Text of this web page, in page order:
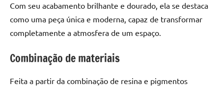
resina,
incluindo
designs
mesas
de
jantar
Com seu acabamento brilhante e dourado, ela se destaca
como uma peça única e moderna, capaz de transformar
completamente a atmosfera de um espaço.
Combinação de materiais
Feita a partir da combinação de resina e pigmentos